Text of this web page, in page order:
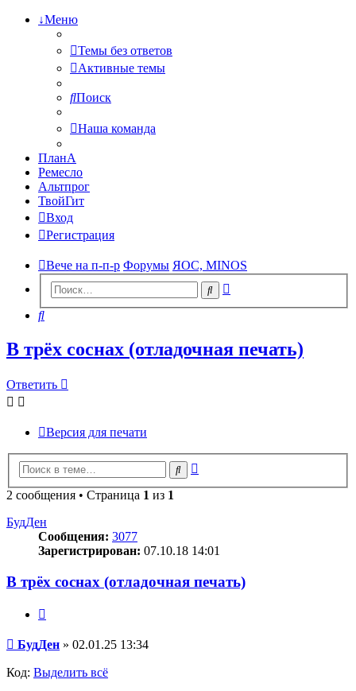
↓Меню
Темы без ответов
Активные темы
Поиск
Наша команда
ПланА
Ремесло
Альтпрог
ТвойГит
Вход
Регистрация
Вече на п-п-р Форумы ЯОС, MINOS
Поиск
Поиск
В трёх соснах (отладочная печать)
Ответить
Версия для печати
Поиск
2 сообщения • Страница 1 из 1
БудДен
Сообщения: 3077
Зарегистрирован: 07.10.18 14:01
В трёх соснах (отладочная печать)
Сообщение
БудДен » 02.01.25 13:34
Код: Выделить всё